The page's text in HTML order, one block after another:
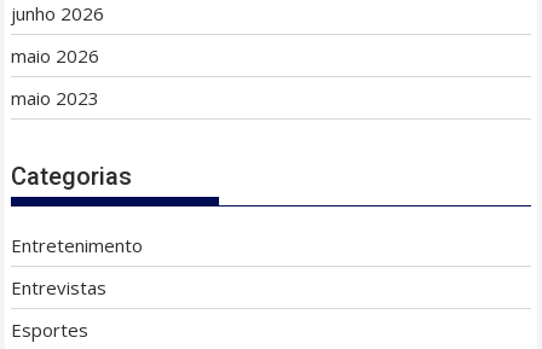
junho 2026
maio 2026
maio 2023
Categorias
Entretenimento
Entrevistas
Esportes